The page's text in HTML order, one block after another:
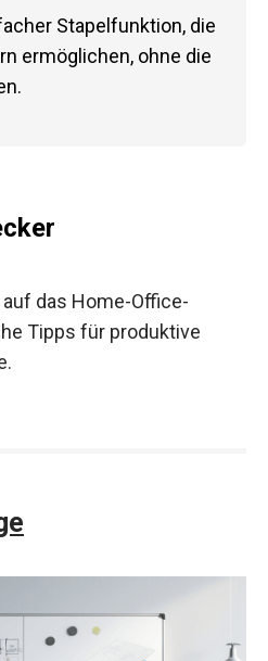
Stapelfunktion, die
ermöglichen, ohne die
das Home-Office-
Tipps für produktive